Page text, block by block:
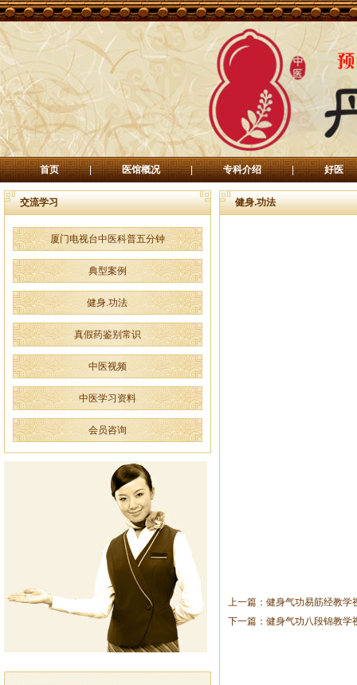
首页 | 医馆概况 | 专科介绍 | 好医
交流学习
厦门电视台中医科普五分钟
典型案例
健身.功法
真假药鉴别常识
中医视频
中医学习资料
会员咨询
健身.功法
上一篇：健身气功易筋经教学
下一篇：健身气功八段锦教学